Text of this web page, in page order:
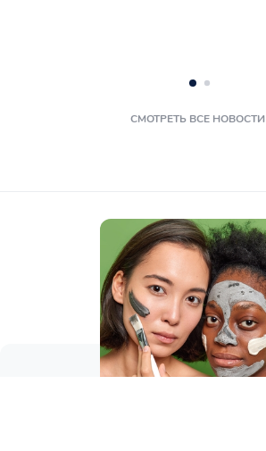
СМОТРЕТЬ ВСЕ НОВОСТИ